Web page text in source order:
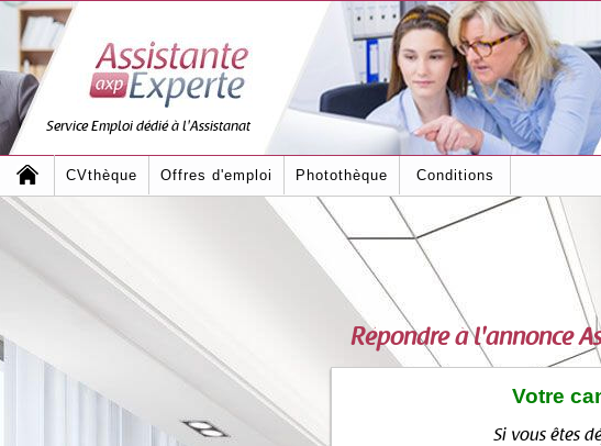
Service Emploi dédié à l'Assistanat
CVthèque Offres d'emploi Photothèque Conditions
Répondre à l'annonce
Votre
Si vous êtes